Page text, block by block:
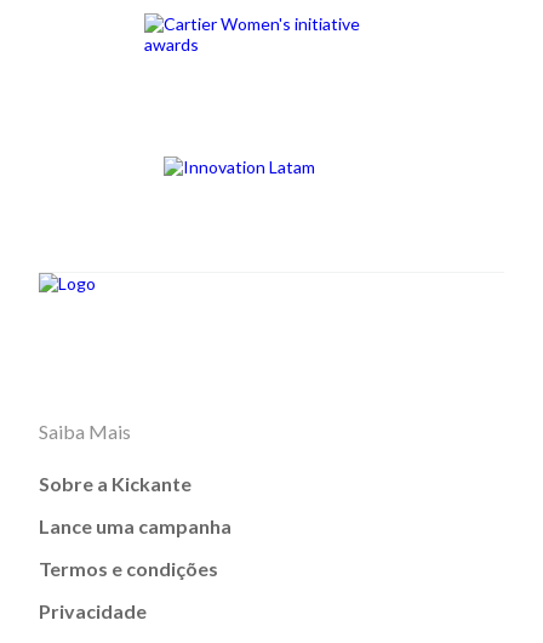
Saiba Mais
Sobre a Kickante
Lance uma campanha
Termos e condições
Privacidade